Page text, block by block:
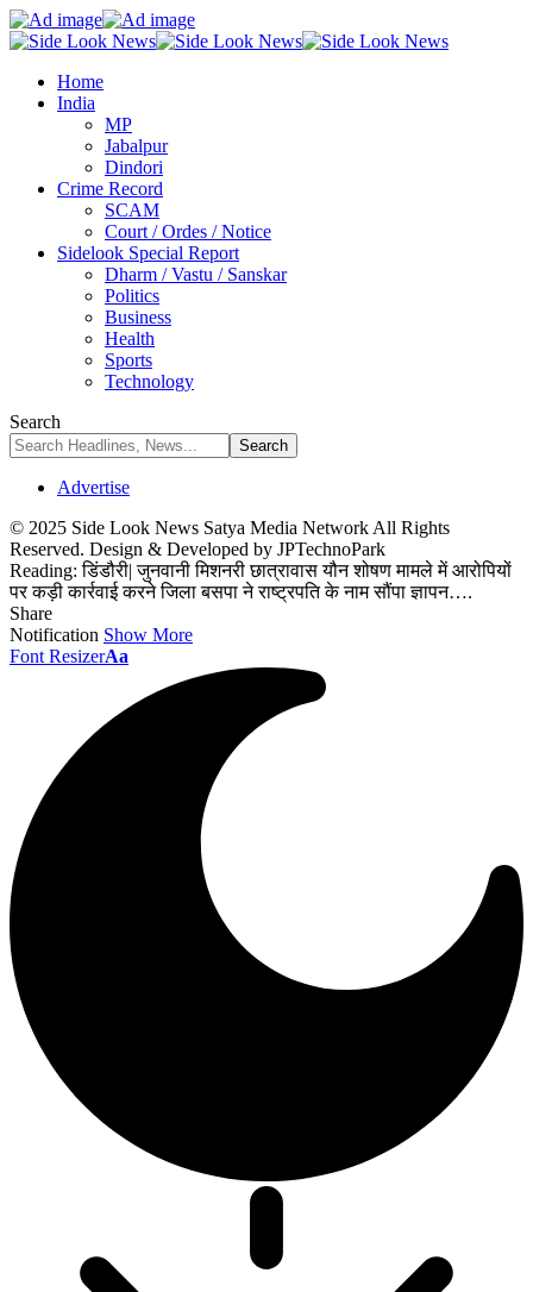
Home
India
MP
Jabalpur
Dindori
Crime Record
SCAM
Court / Ordes / Notice
Sidelook Special Report
Dharm / Vastu / Sanskar
Politics
Business
Health
Sports
Technology
Search
Advertise
© 2025 Side Look News Satya Media Network All Rights
Reserved. Design & Developed by JPTechnoPark
Reading: डिंडौरी| जुनवानी मिशनरी छात्रावास यौन शोषण मामले में आरोपियों
पर कड़ी कार्रवाई करने जिला बसपा ने राष्ट्रपति के नाम सौंपा ज्ञापन….
Share
Notification Show More
Font ResizerAa